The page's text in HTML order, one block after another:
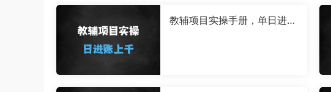
教辅项目实操手册，单日进账